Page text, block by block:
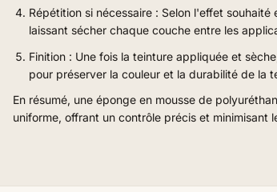
Répétition si nécessaire : Selon l'effet souhaité
laissant sécher chaque couche entre les
Finition : Une fois la teinture appliquée et
pour préserver la couleur et la durabilité de la
En résumé, une éponge en mousse de
uniforme, offrant un contrôle précis et minimisant